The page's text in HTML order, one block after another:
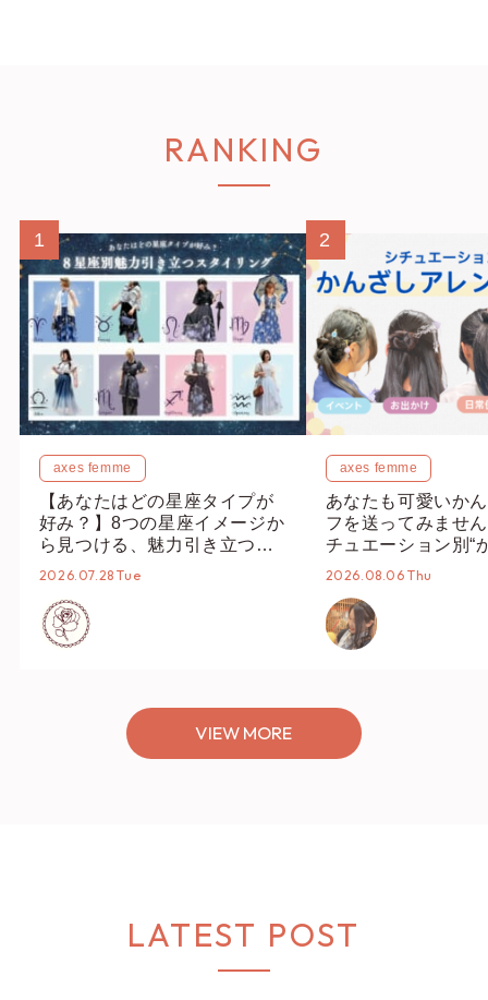
RANKING
1
axes femme
【あなたはどの星座タイプが
好み？】8つの星座イメージか
ら見つける、魅力引き立つス
タイリング♡
2026.07.28 Tue
2
axes femme
あなたも可愛いか
フを送ってみませ
チュエーション別“
オススメ【ショッ
2026.08.06 Thu
VIEW MORE
LATEST POST